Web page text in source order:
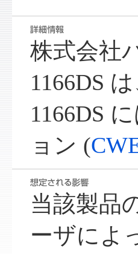
株式会社
1166DS
1166DS
ョン (
当該製品
ーザによ